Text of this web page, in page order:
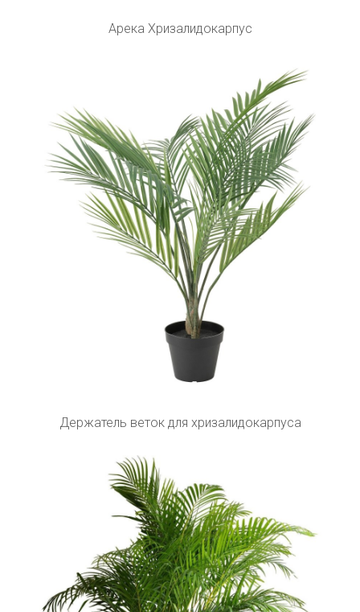
Арека Хризалидокарпус
Держатель веток для хризалидокарпуса